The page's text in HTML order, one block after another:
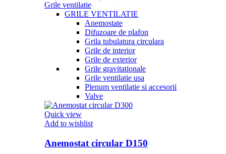
Grile ventilatie
GRILE VENTILATIE
Anemostate
Difuzoare de plafon
Grila tubulatura circulara
Grile de interior
Grile de exterior
Grile gravitationale
Grile ventilatie usa
Plenum ventilatie si accesorii
Valve
Quick view
Add to wishlist
Anemostat circular D150